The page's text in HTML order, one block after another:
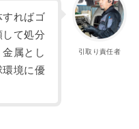
引取り責任者
ればゴ
て処分
属とし
境に優